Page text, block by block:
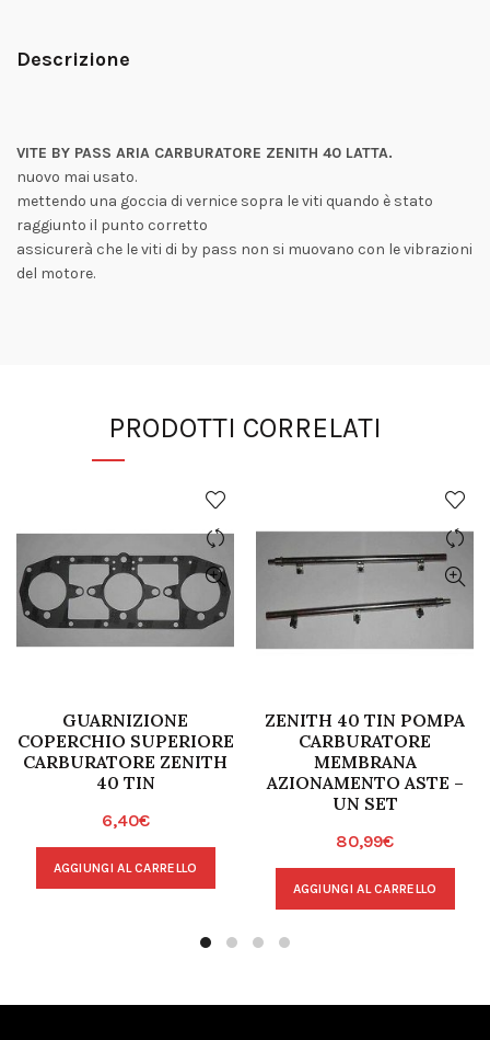
Descrizione
VITE BY PASS ARIA CARBURATORE ZENITH 40 LATTA.
nuovo mai usato.
mettendo una goccia di vernice sopra le viti quando è stato
raggiunto il punto corretto
assicurerà che le viti di by pass non si muovano con le vibrazioni
del motore.
PRODOTTI CORRELATI
GUARNIZIONE
COPERCHIO SUPERIORE
CARBURATORE ZENITH
40 TIN
6,40€
AGGIUNGI AL CARRELLO
ZENITH 40 TIN POMPA
CARBURATORE
MEMBRANA
AZIONAMENTO ASTE –
UN SET
80,99€
AGGIUNGI AL CARRELLO